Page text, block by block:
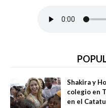
Shakira y
colegio en
en el